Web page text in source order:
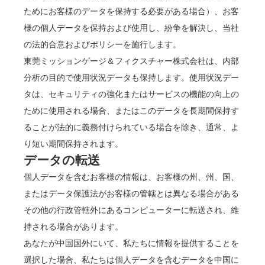
ためにお客様のデータを保持する必要がある場合）、お客
様の個人データを保持および使用し、紛争を解決し、当社
の法的合意およびポリシーを施行します。
東莞ミッションゲージ＆フィクスチャー株式会社は、内部
分析の目的で使用状況データも保持します。使用状況デー
タは、セキュリティの強化またはサービスの機能の向上の
ために使用される場合、またはこのデータを長期間保持す
ることが法的に義務付けられている場合を除き、通常、よ
り短い期間保持されます。
データの転送
個人データを含むお客様の情報は、お客様の州、州、国、
またはデータ保護法がお客様の管轄とは異なる場合がある
その他の行政管轄外にあるコンピューターに転送され、維
持される場合があります。
あなたが中国国外にいて、私たちに情報を提供することを
選択した場合、私たちは個人データを含むデータを中国に